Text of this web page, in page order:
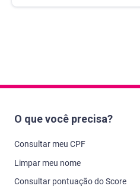
O que você precisa?
Consultar meu CPF
Limpar meu nome
Consultar pontuação do Score